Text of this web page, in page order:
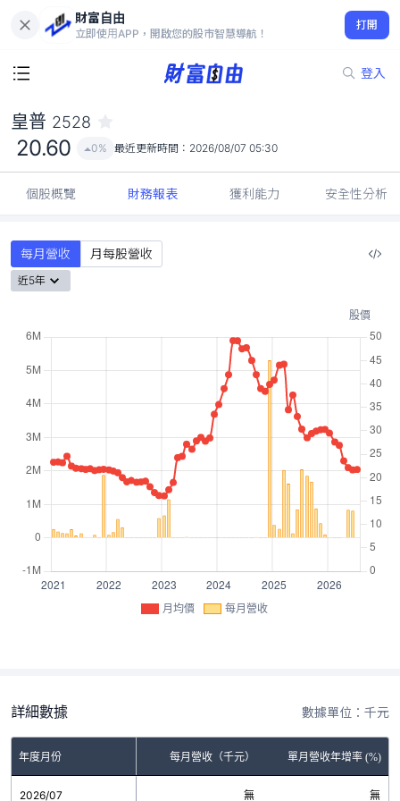
財富自由
立即使用APP，開啟您的股市智慧導航！
打開
登入
20.60
0%
皇普 2528
20.60 0% 最近更新時間： 2026/08/07 05:30
個股概覽 財務報表 獲利能力 安全性分析
每月營收 月每股營收
近5年
月均價 每月營收
詳細數據 數據單位：千元
年度月份 每月營收（千元） 單月營收年增率 (%)
2026/07 無 無